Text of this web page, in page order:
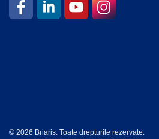
© 2026 Briaris. Toate drepturile rezervate.